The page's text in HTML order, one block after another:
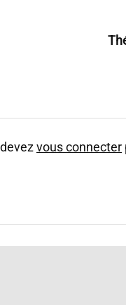
vous connecter